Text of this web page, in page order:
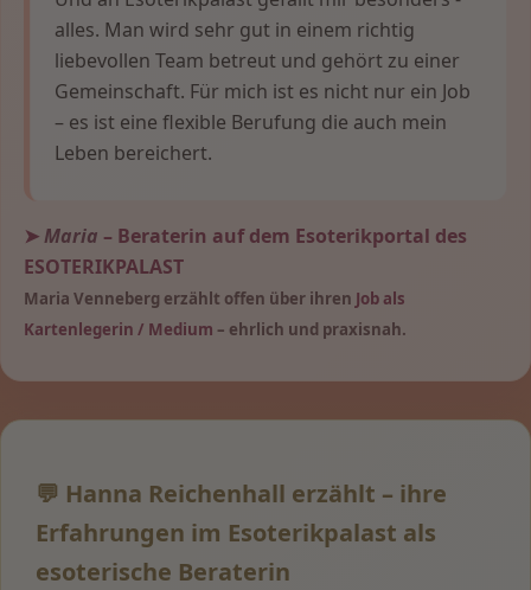
alles. Man wird sehr gut in einem richtig
liebevollen Team betreut und gehört zu einer
Gemeinschaft. Für mich ist es nicht nur ein Job
– es ist eine flexible Berufung die auch mein
Leben bereichert.
➤Maria – Beraterin auf dem Esoterikportal des
ESOTERIKPALAST
Maria Venneberg erzählt offen über ihren Job als
Kartenlegerin / Medium – ehrlich und praxisnah.
💬 Hanna Reichenhall erzählt – ihre
Erfahrungen im Esoterikpalast als
esoterische Beraterin